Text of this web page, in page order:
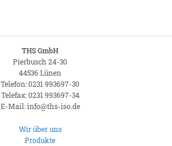
THS GmbH
Pierbusch 24-30
44536 Lünen
Telefon: 0231 993697-30
Telefax: 0231 993697-34
E-Mail: info@ths-iso.de
Wir über uns
Produkte